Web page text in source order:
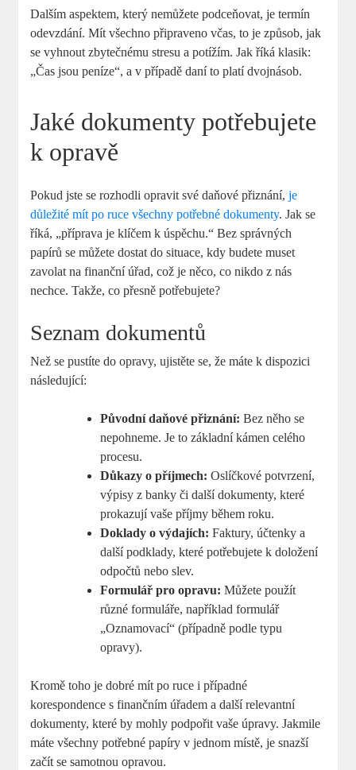
Dalším aspektem, který nemůžete podceňovat, je termín
odevzdání. Mít všechno připraveno včas, to je způsob, jak
se vyhnout zbytečnému stresu a potížím. Jak říká klasik:
„Čas jsou peníze“, a v případě daní to platí dvojnásob.
Jaké dokumenty potřebujete
k opravě
Pokud jste se rozhodli opravit své daňové přiznání,je
důležité mít po ruce všechny potřebné dokumenty. Jak se
říká, „příprava je klíčem k úspěchu.“ Bez správných
papírů se můžete dostat do situace, kdy budete muset
zavolat na finanční úřad, což je něco, co nikdo z nás
nechce. Takže, co přesně potřebujete?
Seznam dokumentů
Než se pustíte do opravy, ujistěte se, že máte k dispozici
následující:
Původní daňové přiznání: Bez něho se
nepohneme. Je to základní kámen celého
procesu.
Důkazy o příjmech: Oslíčkové potvrzení,
výpisy z banky či další dokumenty, které
prokazují vaše příjmy během roku.
Doklady o výdajích: Faktury, účtenky a
další podklady, které potřebujete k doložení
odpočtů nebo slev.
Formulář pro opravu: Můžete použít
různé formuláře, například formulář
„Oznamovací“ (případně podle typu
opravy).
Kromě toho je dobré mít po ruce i případné
korespondence s finančním úřadem a další relevantní
dokumenty, které by mohly podpořit vaše úpravy. Jakmile
máte všechny potřebné papíry v jednom místě, je snazší
začít se samotnou opravou.